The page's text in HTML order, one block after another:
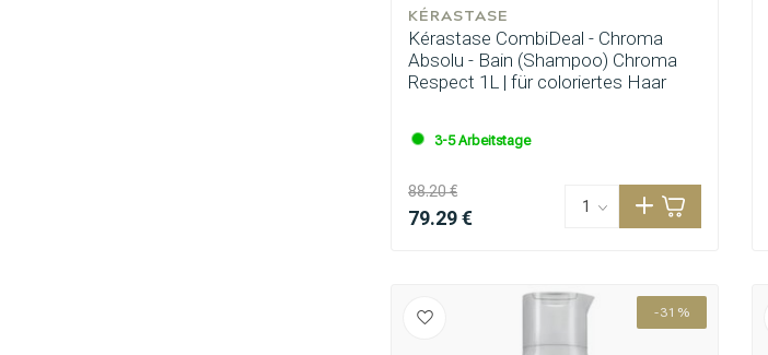
KÉRASTASE
Kérastase CombiDeal - Chroma
Absolu - Bain (Shampoo) Chroma
Respect 1L | für coloriertes Haar
3-5 Arbeitstage
88.20 €
79.29 €
-31%